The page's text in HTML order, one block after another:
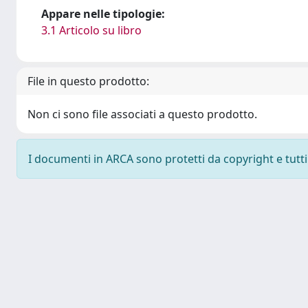
Appare nelle tipologie:
3.1 Articolo su libro
File in questo prodotto:
Non ci sono file associati a questo prodotto.
I documenti in ARCA sono protetti da copyright e